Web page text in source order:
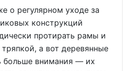
о регулярном уходе за
конструкций
протирать рамы и
а вот деревянные
больше внимания — их